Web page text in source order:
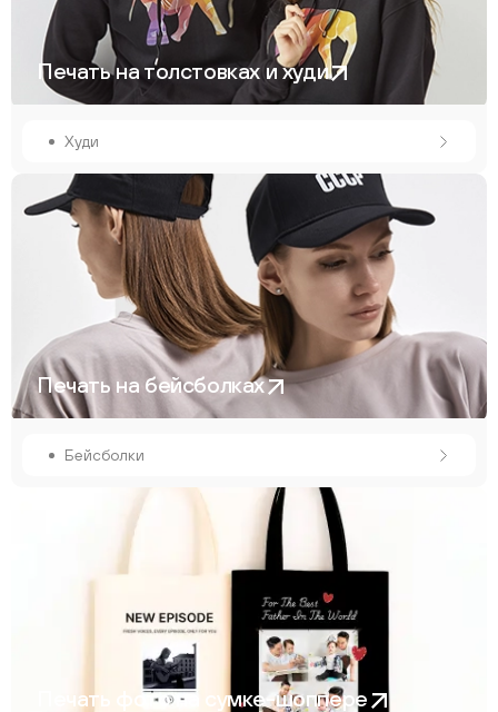
Печать на толстовках и худи
Худи
Печать на бейсболках
Бейсболки
Печать фото на сумке-шоппере